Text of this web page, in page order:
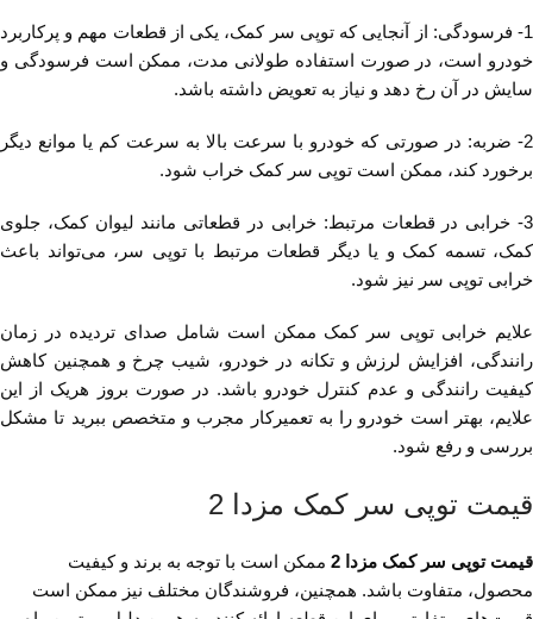
1- فرسودگی: از آنجایی که توپی سر کمک، یکی از قطعات مهم و پرکاربرد
خودرو است، در صورت استفاده طولانی مدت، ممکن است فرسودگی و
سایش در آن رخ دهد و نیاز به تعویض داشته باشد.
2- ضربه: در صورتی که خودرو با سرعت بالا به سرعت کم یا موانع دیگر
برخورد کند، ممکن است توپی سر کمک خراب شود.
3- خرابی در قطعات مرتبط: خرابی در قطعاتی مانند لیوان کمک، جلوی
کمک، تسمه کمک و یا دیگر قطعات مرتبط با توپی سر، می‌تواند باعث
خرابی توپی سر نیز شود.
علایم خرابی توپی سر کمک ممکن است شامل صدای تردیده در زمان
رانندگی، افزایش لرزش و تکانه در خودرو، شیب چرخ و همچنین کاهش
کیفیت رانندگی و عدم کنترل خودرو باشد. در صورت بروز هریک از این
علایم، بهتر است خودرو را به تعمیرکار مجرب و متخصص ببرید تا مشکل
بررسی و رفع شود.
قیمت توپی سر کمک مزدا 2
قیمت توپی سر کمک مزدا 2
ممکن است با توجه به برند و کیفیت
محصول، متفاوت باشد. همچنین، فروشندگان مختلف نیز ممکن است